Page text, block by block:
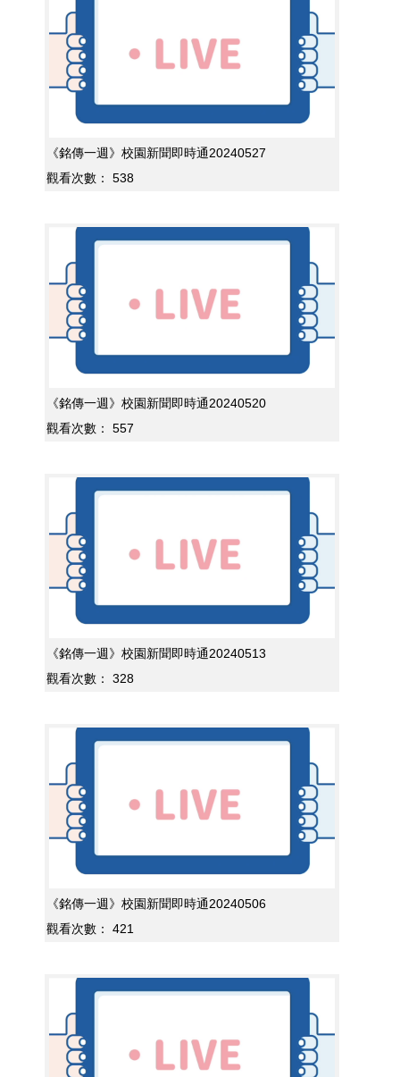
《銘傳一週》校園新聞即時通20240527
觀看次數：
538
《銘傳一週》校園新聞即時通20240520
觀看次數：
557
《銘傳一週》校園新聞即時通20240513
觀看次數：
328
《銘傳一週》校園新聞即時通20240506
觀看次數：
421